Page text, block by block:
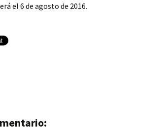
el 6 de agosto de 2016.
de entradas